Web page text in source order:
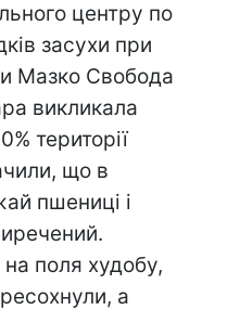
центру по
засухи при
Мазко Свобода
викликала
території
що в
пшениці і
поля худобу,
а